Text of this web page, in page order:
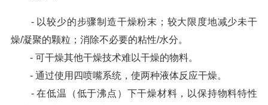
- 以较少的步骤制造干燥粉末；较大限度地减少未干
燥/凝聚的颗粒；消除不必要的粘性/水分。
- 可干燥其他干燥技术难以干燥的物料。
- 通过使用四喷嘴系统，使两种液体反应干燥。
- 在低温（低于沸点）下干燥材料，以保持物料特性